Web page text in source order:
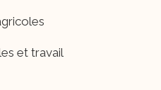
et travail